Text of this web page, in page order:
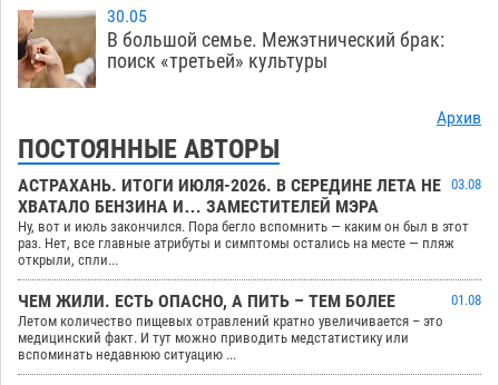
30.05
В большой семье. Межэтнический брак:
поиск «третьей» культуры
Архив
ПОСТОЯННЫЕ АВТОРЫ
АСТРАХАНЬ. ИТОГИ ИЮЛЯ-2026. В СЕРЕДИНЕ ЛЕТА НЕ
ХВАТАЛО БЕНЗИНА И… ЗАМЕСТИТЕЛЕЙ МЭРА
03.08
Ну, вот и июль закончился. Пора бегло вспомнить — каким он был в этот
раз. Нет, все главные атрибуты и симптомы остались на месте — пляж
открыли, спли...
ЧЕМ ЖИЛИ. ЕСТЬ ОПАСНО, А ПИТЬ – ТЕМ БОЛЕЕ
01.08
Летом количество пищевых отравлений кратно увеличивается – это
медицинский факт. И тут можно приводить медстатистику или
вспоминать недавнюю ситуацию ...